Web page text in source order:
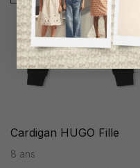
Cardigan HUGO Fille
8 ans